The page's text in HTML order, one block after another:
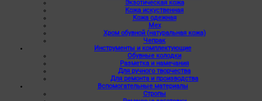
Экзотическая кожа
Кожа искуственная
Кожа одежная
Мех
Хром обувной (натуральная кожа)
Чепрак
Инструменты и комплектующие
Обувные колодки
Разметка и намечания
Для ручного творчества
Для ремонта и производства
Вспомогательные материалы
Стропы